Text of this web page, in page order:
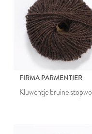
FIRMA PARMENTIER
Kluwentje bruine